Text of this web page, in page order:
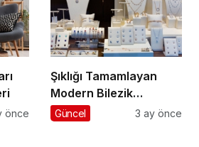
önce
Şıklığı Tamamlayan
Modern Bilezik
Seçenekleri
Güncel 3 ay önce